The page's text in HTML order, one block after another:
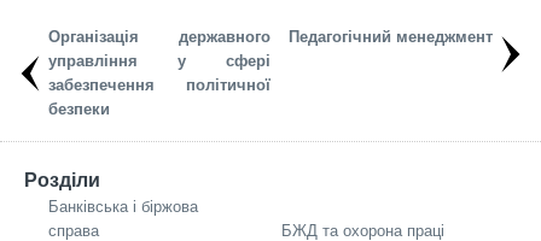
Організація державного
управління у сфері
забезпечення політичної
безпеки
Педагогічний менеджмент
Розділи
Банківська і біржова
справа
БЖД та охорона праці